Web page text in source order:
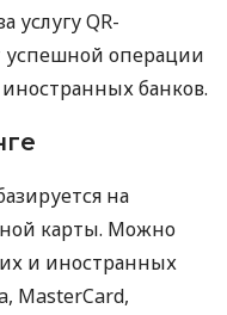
услугу QR-
успешной операции
банков.
на
карты. Можно
и иностранных
MasterCard,